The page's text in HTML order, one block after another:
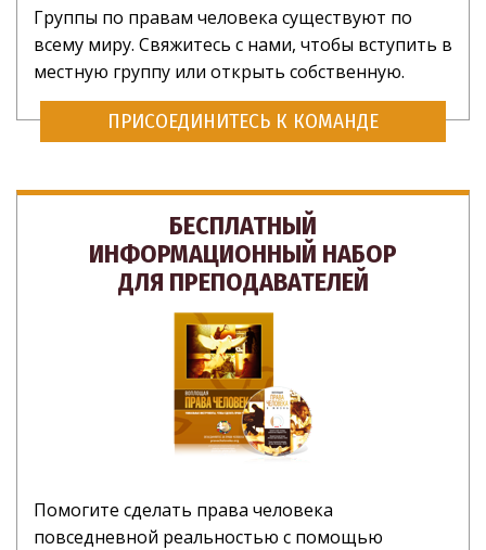
Группы по правам человека существуют по
всему миру. Свяжитесь с нами, чтобы вступить в
местную группу или открыть собственную.
ПРИСОЕДИНИТЕСЬ К КОМАНДЕ
БЕСПЛАТНЫЙ
ИНФОРМАЦИОННЫЙ НАБОР
ДЛЯ ПРЕПОДАВАТЕЛЕЙ
Помогите сделать права человека
повседневной реальностью с помощью